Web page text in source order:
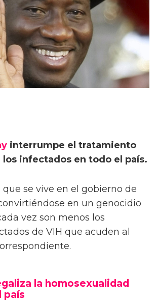
interrumpe el tratamiento
los infectados en todo el país.
que se vive en el gobierno de
en un genocidio
vez son menos los
de VIH que acuden al
la homosexualidad
país